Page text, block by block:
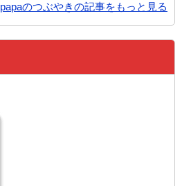
papaのつぶやきの記事をもっと見る